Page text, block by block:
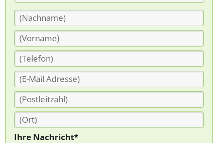
Ihre Nachricht*